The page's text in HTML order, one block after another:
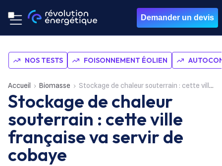
Demander un devis
NOS TESTS FOISONNEMENT ÉOLIEN
Accueil Biomasse Stockage de chaleur souterrain : cette ville française va servir de cobaye
Stockage de chaleur
souterrain : cette ville
française va servir de
cobaye